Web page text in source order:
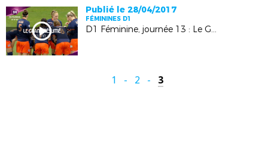
Publié le 28/04/2017
FÉMININES D1
D1 Féminine, journée 13 : Le Grand Résumé
1 - 2 - 3